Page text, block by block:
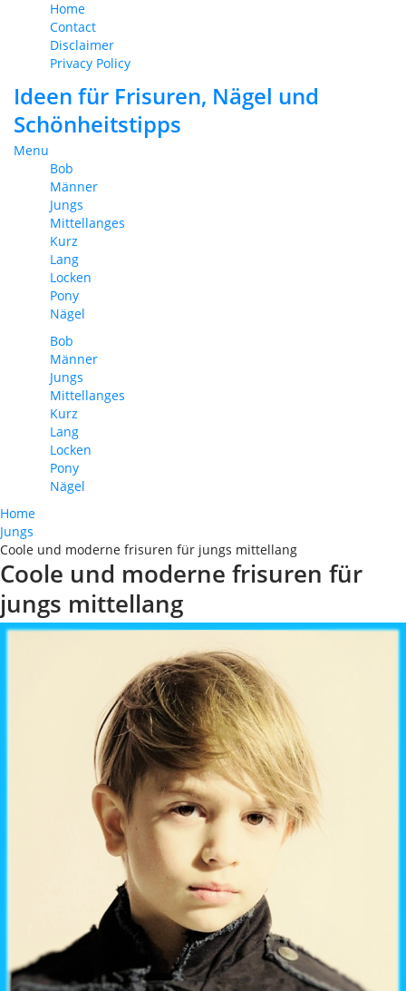
Home
Contact
Disclaimer
Privacy Policy
Ideen für Frisuren, Nägel und
Schönheitstipps
Menu
Bob
Männer
Jungs
Mittellanges
Kurz
Lang
Locken
Pony
Nägel
Bob
Männer
Jungs
Mittellanges
Kurz
Lang
Locken
Pony
Nägel
Home
Jungs
Coole und moderne frisuren für jungs mittellang
Coole und moderne frisuren für
jungs mittellang